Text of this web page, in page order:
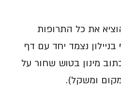
את כל התרופות
נצמד יחד עם דף
מינון בטוש שחור על
מקום ומשקל).